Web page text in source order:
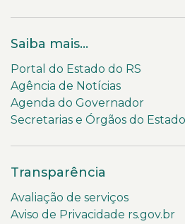
Saiba mais...
Portal do Estado do RS
Agência de Notícias
Agenda do Governador
Secretarias e Órgãos do Estado
Transparência
Avaliação de serviços
Aviso de Privacidade rs.gov.br